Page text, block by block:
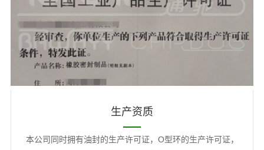
生产资质
本公司同时拥有油封的生产许可证，O型环的生产许可证，